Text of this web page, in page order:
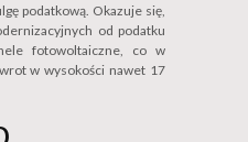
podatkową. Okazuje się,
od podatku
fotowoltaiczne, co w
w wysokości nawet 17